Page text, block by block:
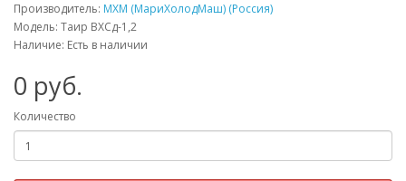
Производитель: МХМ (МариХолодМаш) (Россия)
Модель: Таир ВХСд-1,2
Наличие: Есть в наличии
0 руб.
Количество